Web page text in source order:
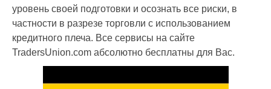
уровень своей подготовки и осознать все риски, в
частности в разрезе торговли с использованием
кредитного плеча. Все сервисы на сайте
TradersUnion.com абсолютно бесплатны для Вас.